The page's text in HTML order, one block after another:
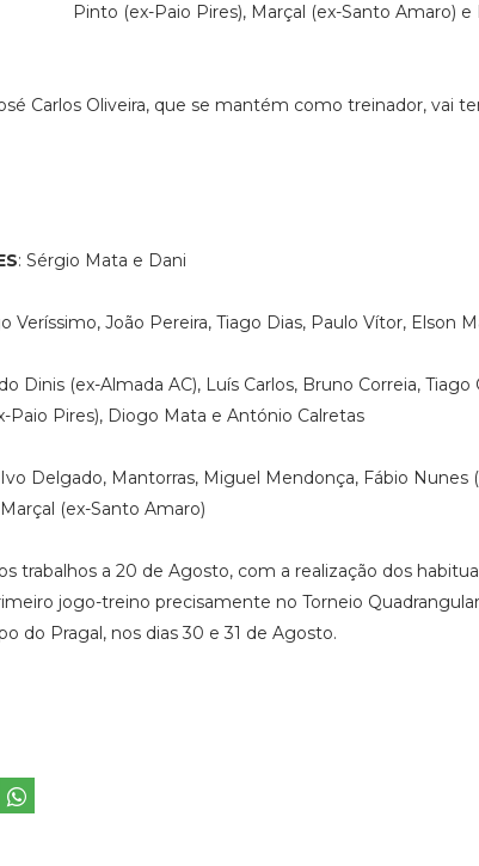
Pinto (ex-Paio Pires), Marçal (ex-Santo Amaro)
Carlos Oliveira, que se mantém como treinador, vai
: Sérgio Mata e Dani
Veríssimo, João Pereira, Tiago Dias, Paulo Vítor, Elson
Dinis (ex-Almada AC), Luís Carlos, Bruno Correia,
Paio Pires), Diogo Mata e António Calretas
Delgado, Mantorras, Miguel Mendonça, Fábio Nunes
(ex-Santo Amaro)
trabalhos a 20 de Agosto, com a realização dos
jogo-treino precisamente no Torneio
do Pragal, nos dias 30 e 31 de Agosto.